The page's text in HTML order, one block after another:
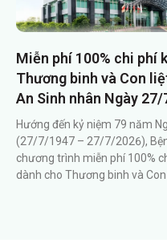
Miễn phí 100% chi phí
Thương binh và Con
An Sinh nhân Ngày 27/
Hướng đến kỷ niệm 79 năm
(27/7/1947 – 27/7/2026),
chương trình miễn phí 100%
dành cho Thương binh và